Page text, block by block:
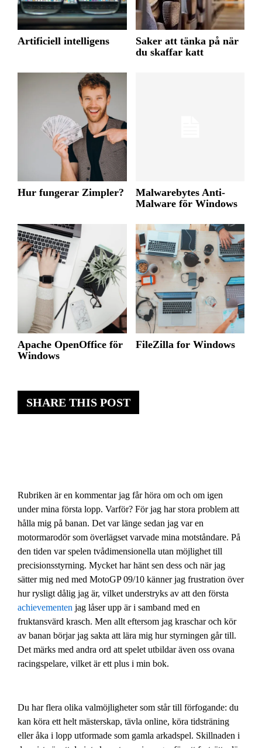
SHARE THIS POST
Rubriken är en kommentar jag får höra om och om igen
under mina första lopp. Varför? För jag har stora problem att
hålla mig på banan. Det var länge sedan jag var en
motormarodör som överlägset varvade mina motståndare. På
den tiden var spelen tvådimensionella utan möjlighet till
precisionsstyrning. Mycket har hänt sen dess och när jag
sätter mig ned med MotoGP 09/10 känner jag frustration över
hur rysligt dålig jag är, vilket understryks av att den första
achievementen jag låser upp är i samband med en
fruktansvärd krasch. Men allt eftersom jag kraschar och kör
av banan börjar jag sakta att lära mig hur styrningen går till.
Det märks med andra ord att spelet utbildar även oss ovana
racingspelare, vilket är ett plus i min bok.
Du har flera olika valmöjligheter som står till förfogande: du
kan köra ett helt mästerskap, tävla online, köra tidsträning
eller åka i lopp utformade som gamla arkadspel. Skillnaden i
Artificiell intelligens
Saker att tänka på när
du skaffar katt
Hur fungerar Zimpler?
Malwarebytes Anti-
Malware för Windows
Apache OpenOffice för
Windows
FileZilla for Windows